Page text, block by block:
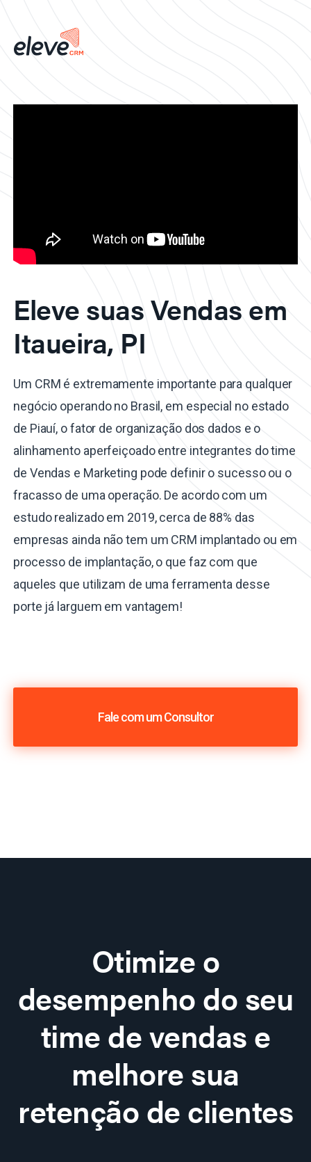
Eleve suas Vendas em
Itaueira, PI
Um CRM é extremamente importante para qualquer
negócio operando no Brasil, em especial no estado
de Piauí, o fator de organização dos dados e o
alinhamento aperfeiçoado entre integrantes do time
de Vendas e Marketing pode definir o sucesso ou o
fracasso de uma operação. De acordo com um
estudo realizado em 2019, cerca de 88% das
empresas ainda não tem um CRM implantado ou em
processo de implantação, o que faz com que
aqueles que utilizam de uma ferramenta desse
porte já larguem em vantagem!
Fale com um Consultor
Otimize o
desempenho do seu
time de vendas e
melhore sua
retenção de clientes